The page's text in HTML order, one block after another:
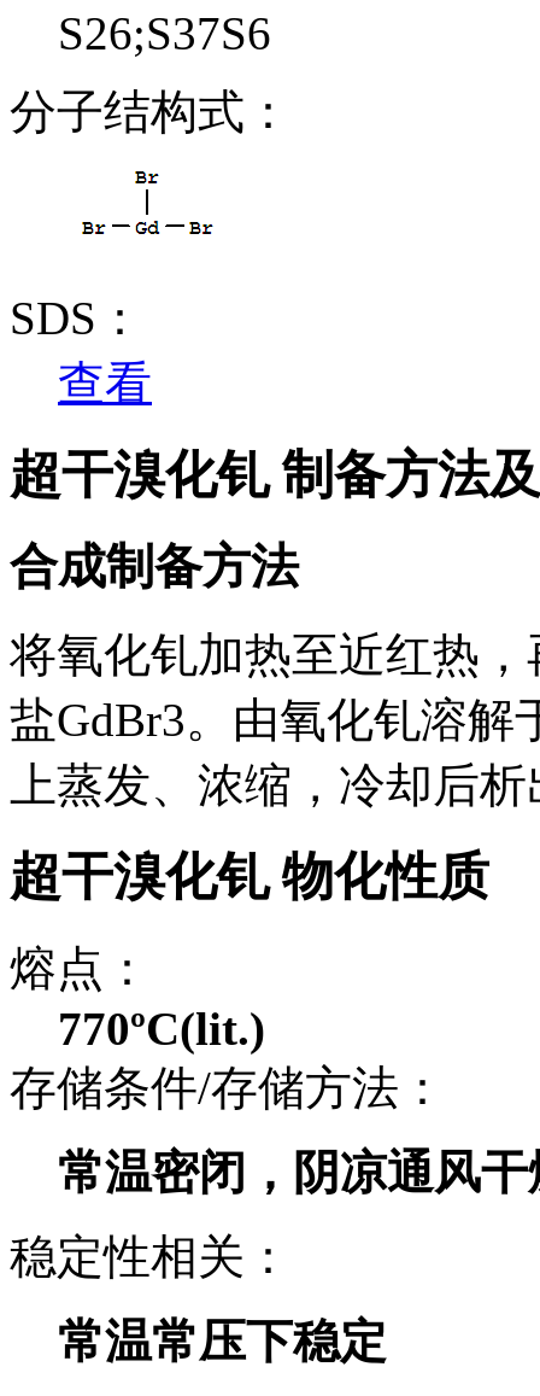
S26;S37S6
分子结构式：
SDS：
查看
超干溴化钆 制备方法
合成制备方法
将氧化钆加热至近红热
盐GdBr3。由氧化钆溶
上蒸发、浓缩，冷却后
超干溴化钆 物化性质
熔点：
770ºC(lit.)
存储条件/存储方法：
常温密闭，阴凉通风干
稳定性相关：
常温常压下稳定